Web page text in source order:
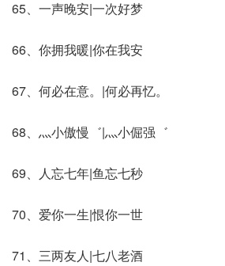
65、一声晚安|一次好梦
66、你拥我暖|你在我安
67、何必在意。|何必再忆。
68、灬小傲慢゛|灬小倔强゛
69、人忘七年|鱼忘七秒
70、爱你一生|恨你一世
71、三两友人|七八老酒